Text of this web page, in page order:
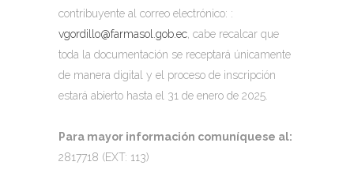
contribuyente al correo electrónico: :
vgordillo@farmasol.gob.ec , cabe recalcar que
toda la documentación se receptará únicamente
de manera digital y el proceso de inscripción
estará abierto hasta el 31 de enero de 2025.
Para mayor información comuníquese al:
2817718 (EXT: 113)